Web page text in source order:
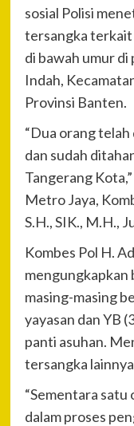
sosial Polisi
tersangka terkait
di bawah umur
Indah,
Provinsi Banten.
“Dua orang
dan sudah
Tangerang
Metro Jaya,
S.H., SIK., M.H.,
Kombes Pol H.
mengungkapkan
masing-masing
yayasan dan YB
panti asuhan.
tersangka
“Sementara satu
dalam proses